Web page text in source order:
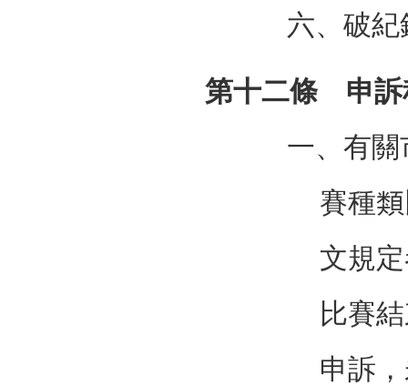
六、破
第十二條 申訴
一、有
賽種
文規
比賽
申訴